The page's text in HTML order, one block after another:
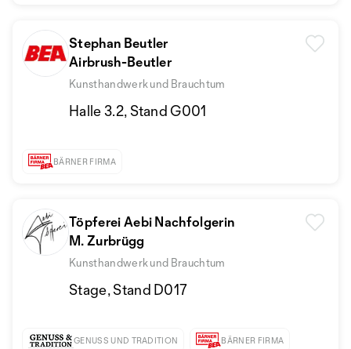
Stephan Beutler
Airbrush-Beutler
Kunsthandwerk und Brauchtum
Halle 3.2, Stand G001
BÄRNER FIRMA
Töpferei Aebi Nachfolgerin
M. Zurbrügg
Kunsthandwerk und Brauchtum
Stage, Stand D017
GENUSS UND TRADITION BÄRNER FIRMA